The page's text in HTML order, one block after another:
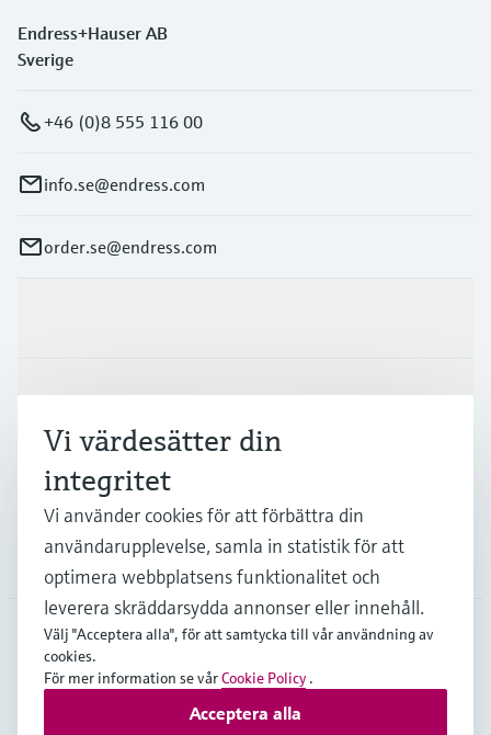
Endress+Hauser AB
Sverige
+46 (0)8 555 116 00
info.se@endress.com
order.se@endress.com
Industrier
Support
Företag
SWE
Vi värdesätter din
integritet
Vi använder cookies för att förbättra din
användarupplevelse, samla in statistik för att
optimera webbplatsens funktionalitet och
leverera skräddarsydda annonser eller innehåll.
Välj "Acceptera alla", för att samtycka till vår användning av
cookies.
För mer information se vårCookie Policy .
Acceptera alla